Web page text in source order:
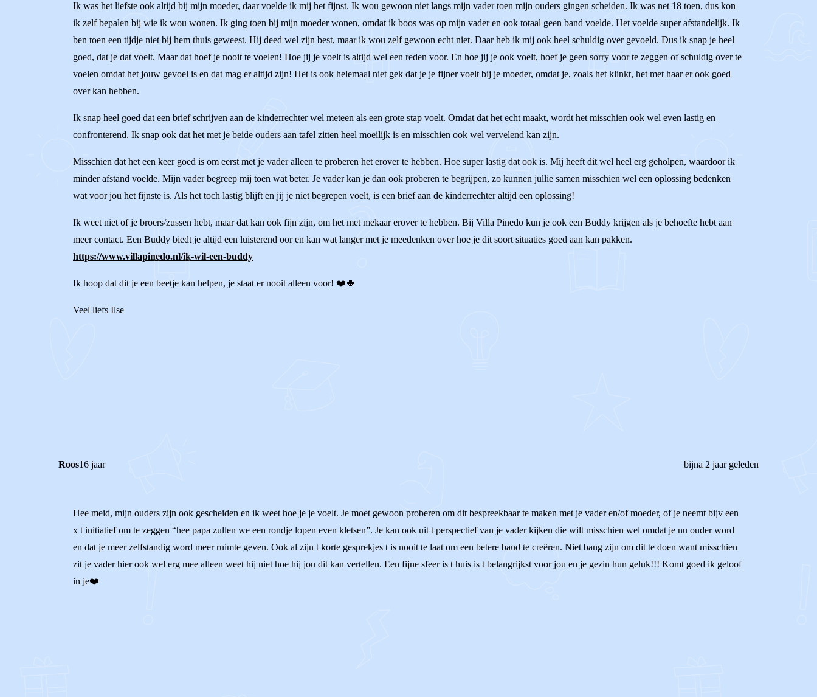
Ik was het liefste ook altijd bij mijn moeder, daar voelde ik mij het fijnst. Ik wou gewoon niet langs mijn vader toen mijn ouders gingen scheiden. Ik was net 18 toen, dus kon
ik zelf bepalen bij wie ik wou wonen. Ik ging toen bij mijn moeder wonen, omdat ik boos was op mijn vader en ook totaal geen band voelde. Het voelde super afstandelijk. Ik
ben toen een tijdje niet bij hem thuis geweest. Hij deed wel zijn best, maar ik wou zelf gewoon echt niet. Daar heb ik mij ook heel schuldig over gevoeld. Dus ik snap je heel
goed, dat je dat voelt. Maar dat hoef je nooit te voelen! Hoe jij je voelt is altijd wel een reden voor. En hoe jij je ook voelt, hoef je geen sorry voor te zeggen of schuldig over te
voelen omdat het jouw gevoel is en dat mag er altijd zijn! Het is ook helemaal niet gek dat je je fijner voelt bij je moeder, omdat je, zoals het klinkt, het met haar er ook goed
over kan hebben.
Ik snap heel goed dat een brief schrijven aan de kinderrechter wel meteen als een grote stap voelt. Omdat dat het echt maakt, wordt het misschien ook wel even lastig en
confronterend. Ik snap ook dat het met je beide ouders aan tafel zitten heel moeilijk is en misschien ook wel vervelend kan zijn.
Misschien dat het een keer goed is om eerst met je vader alleen te proberen het erover te hebben. Hoe super lastig dat ook is. Mij heeft dit wel heel erg geholpen, waardoor ik
minder afstand voelde. Mijn vader begreep mij toen wat beter. Je vader kan je dan ook proberen te begrijpen, zo kunnen jullie samen misschien wel een oplossing bedenken
wat voor jou het fijnste is. Als het toch lastig blijft en jij je niet begrepen voelt, is een brief aan de kinderrechter altijd een oplossing!
Ik weet niet of je broers/zussen hebt, maar dat kan ook fijn zijn, om het met mekaar erover te hebben. Bij Villa Pinedo kun je ook een Buddy krijgen als je behoefte hebt aan
meer contact. Een Buddy biedt je altijd een luisterend oor en kan wat langer met je meedenken over hoe je dit soort situaties goed aan kan pakken.
https://www.villapinedo.nl/ik-wil-een-buddy
Ik hoop dat dit je een beetje kan helpen, je staat er nooit alleen voor! ❤️🍀
Veel liefs Ilse
Roos16 jaar bijna 2 jaar geleden
Hee meid, mijn ouders zijn ook gescheiden en ik weet hoe je je voelt. Je moet gewoon proberen om dit bespreekbaar te maken met je vader en/of moeder, of je neemt bijv een
x t initiatief om te zeggen “hee papa zullen we een rondje lopen even kletsen”. Je kan ook uit t perspectief van je vader kijken die wilt misschien wel omdat je nu ouder word
en dat je meer zelfstandig word meer ruimte geven. Ook al zijn t korte gesprekjes t is nooit te laat om een betere band te creëren. Niet bang zijn om dit te doen want misschien
zit je vader hier ook wel erg mee alleen weet hij niet hoe hij jou dit kan vertellen. Een fijne sfeer is t huis is t belangrijkst voor jou en je gezin hun geluk!!! Komt goed ik geloof
in je❤️